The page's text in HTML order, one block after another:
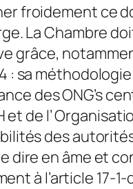
froidement ce
La Chambre
grâce,
: sa
des ONG’s
et de l’
des
dire en âme et
à l’article 17-